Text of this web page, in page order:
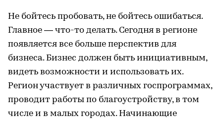
Не бойтесь пробовать, не бойтесь ошибаться.
Главное — что-то делать. Сегодня в регионе
появляется все больше перспектив для
бизнеса. Бизнес должен быть инициативным,
видеть возможности и использовать их.
Регион участвует в различных госпрограммах,
проводит работы по благоустройству, в том
числе и в малых городах. Начинающие